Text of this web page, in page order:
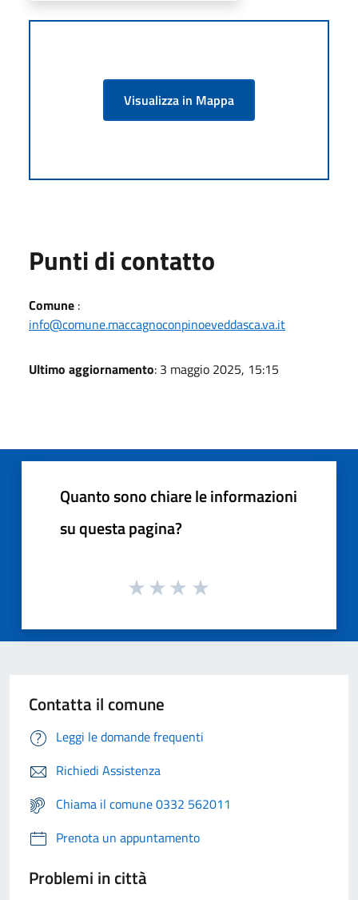
Visualizza in Mappa
Punti di contatto
Comune :
info@comune.maccagnoconpinoeveddasca.va.it
Ultimo aggiornamento: 3 maggio 2025, 15:15
Quanto sono chiare le informazioni
su questa pagina?
Contatta il comune
Leggi le domande frequenti
Richiedi Assistenza
Chiama il comune 0332 562011
Prenota un appuntamento
Problemi in città